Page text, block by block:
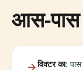
आस-
विक्टर का: